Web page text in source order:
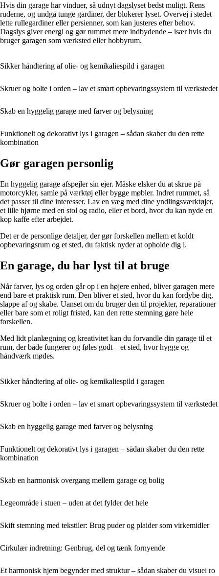
Hvis din garage har vinduer, så udnyt dagslyset bedst muligt. Rens
ruderne, og undgå tunge gardiner, der blokerer lyset. Overvej i stedet
lette rullegardiner eller persienner, som kan justeres efter behov.
Dagslys giver energi og gør rummet mere indbydende – især hvis du
bruger garagen som værksted eller hobbyrum.
Sikker håndtering af olie- og kemikaliespild i garagen
Skruer og bolte i orden – lav et smart opbevaringssystem til værkstedet
Skab en hyggelig garage med farver og belysning
Funktionelt og dekorativt lys i garagen – sådan skaber du den rette
kombination
Gør garagen personlig
En hyggelig garage afspejler sin ejer. Måske elsker du at skrue på
motorcykler, samle på værktøj eller bygge møbler. Indret rummet, så
det passer til dine interesser. Lav en væg med dine yndlingsværktøjer,
et lille hjørne med en stol og radio, eller et bord, hvor du kan nyde en
kop kaffe efter arbejdet.
Det er de personlige detaljer, der gør forskellen mellem et koldt
opbevaringsrum og et sted, du faktisk nyder at opholde dig i.
En garage, du har lyst til at bruge
Når farver, lys og orden går op i en højere enhed, bliver garagen mere
end bare et praktisk rum. Den bliver et sted, hvor du kan fordybe dig,
slappe af og skabe. Uanset om du bruger den til projekter, reparationer
eller bare som et roligt fristed, kan den rette stemning gøre hele
forskellen.
Med lidt planlægning og kreativitet kan du forvandle din garage til et
rum, der både fungerer og føles godt – et sted, hvor hygge og
håndværk mødes.
Sikker håndtering af olie- og kemikaliespild i garagen
Skruer og bolte i orden – lav et smart opbevaringssystem til værkstedet
Skab en hyggelig garage med farver og belysning
Funktionelt og dekorativt lys i garagen – sådan skaber du den rette
kombination
Skab en harmonisk overgang mellem garage og bolig
Legeområde i stuen – uden at det fylder det hele
Skift stemning med tekstiler: Brug puder og plaider som virkemidler
Cirkulær indretning: Genbrug, del og tænk fornyende
Et harmonisk hjem begynder med struktur – sådan skaber du visuel ro